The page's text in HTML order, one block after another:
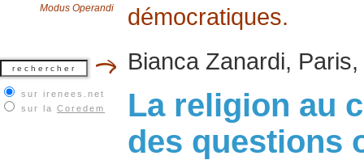
Modus Operandi
sur irenees.net
sur la Coredem
démocratiques.
Bianca Zanardi,
La religion au
des questions